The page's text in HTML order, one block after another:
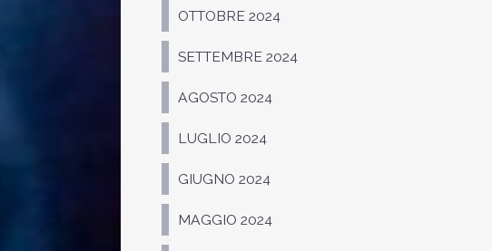
OTTOBRE 2024
SETTEMBRE 2024
AGOSTO 2024
LUGLIO 2024
GIUGNO 2024
MAGGIO 2024